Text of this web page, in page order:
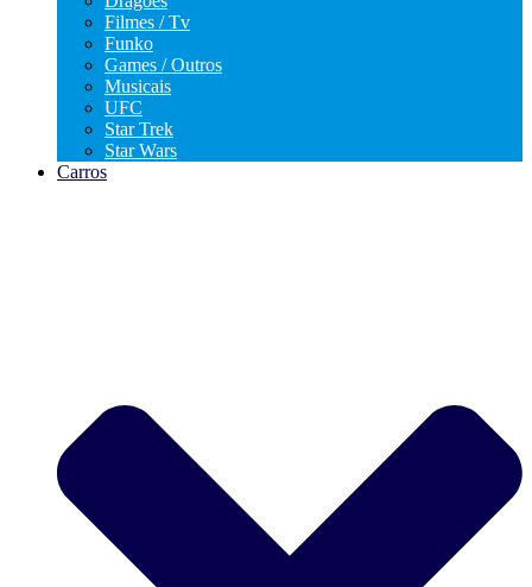
Filmes / Tv
Funko
Games / Outros
Musicais
UFC
Star Trek
Star Wars
Carros